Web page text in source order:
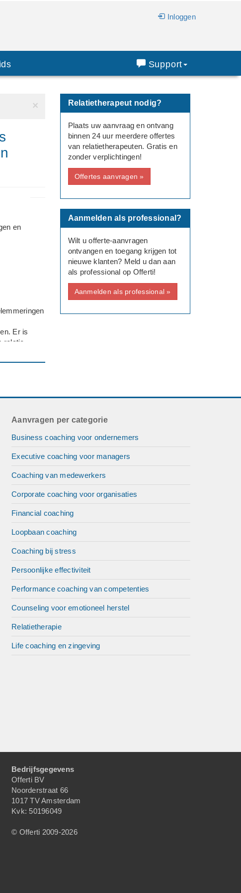
Inloggen
Support
×
en
Er is
relatie
Relatietherapeut nodig?
Plaats uw aanvraag en ontvang
binnen 24 uur meerdere offertes
van relatietherapeuten. Gratis en
zonder verplichtingen!
Offertes aanvragen »
Aanmelden als professional?
Wilt u offerte-aanvragen
ontvangen en toegang krijgen tot
nieuwe klanten? Meld u dan aan
als professional op Offerti!
Aanmelden als professional »
Aanvragen per categorie
Business coaching voor ondernemers
Executive coaching voor managers
Coaching van medewerkers
Corporate coaching voor organisaties
Financial coaching
Loopbaan coaching
Coaching bij stress
Persoonlijke effectiviteit
Performance coaching van competenties
Counseling voor emotioneel herstel
Relatietherapie
Life coaching en zingeving
Bedrijfsgegevens
Offerti BV
Noorderstraat 66
1017 TV Amsterdam
Kvk: 50196049
© Offerti 2009-2026